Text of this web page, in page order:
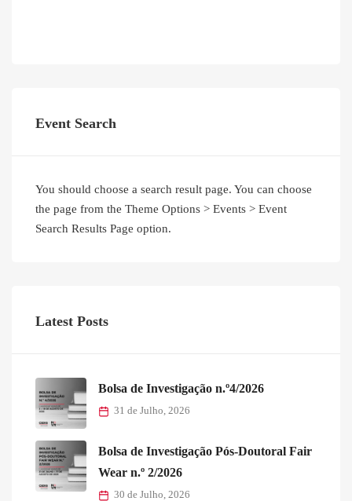
Event Search
You should choose a search result page. You can choose
the page from the Theme Options > Events > Event
Search Results Page option.
Latest Posts
Bolsa de Investigação n.º4/2026
31 de Julho, 2026
Bolsa de Investigação Pós-Doutoral Fair
Wear n.º 2/2026
30 de Julho, 2026